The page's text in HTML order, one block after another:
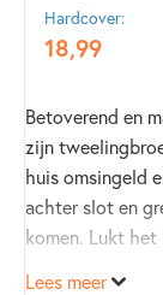
Hardcover:
18,99
Betoverend en
zijn
huis omsingeld
achter slot en
komen. Lukt
Lees meer